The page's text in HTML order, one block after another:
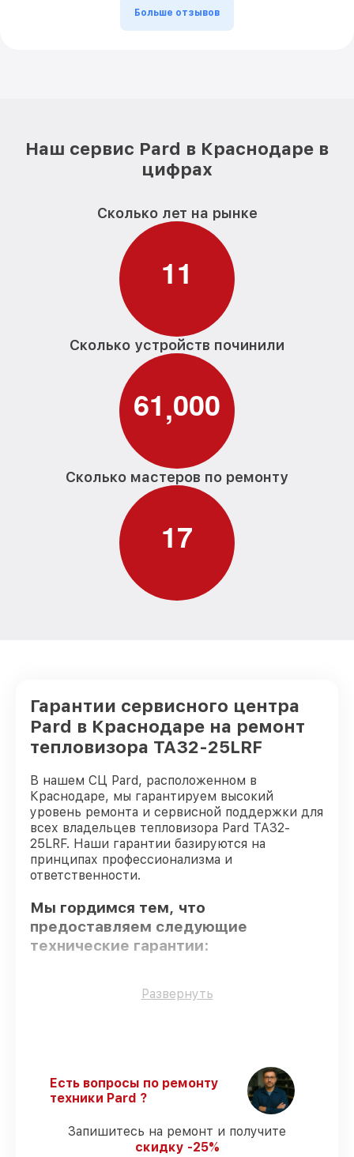
Больше отзывов
Наш сервис Pard в Краснодаре в
цифрах
Сколько лет на рынке
11
Сколько устройств починили
61,000
Сколько мастеров по ремонту
17
Гарантии сервисного центра
Pard в Краснодаре на ремонт
тепловизора TA32-25LRF
В нашем СЦ Pard, расположенном в
Краснодаре, мы гарантируем высокий
уровень ремонта и сервисной поддержки для
всех владельцев тепловизора Pard TA32-
25LRF. Наши гарантии базируются на
принципах профессионализма и
ответственности.
Мы гордимся тем, что
предоставляем следующие
технические гарантии:
Только фирменные комплектующие
восстановление тепловизора TA32-25LRF
выполняется строго в оговоренные
сроки.
– все
работы по восстановлению проводятся с
официальной гарантией.
Развернуть
Есть вопросы по ремонту
техники Pard ?
Запишитесь на ремонт и получите
скидку -25%